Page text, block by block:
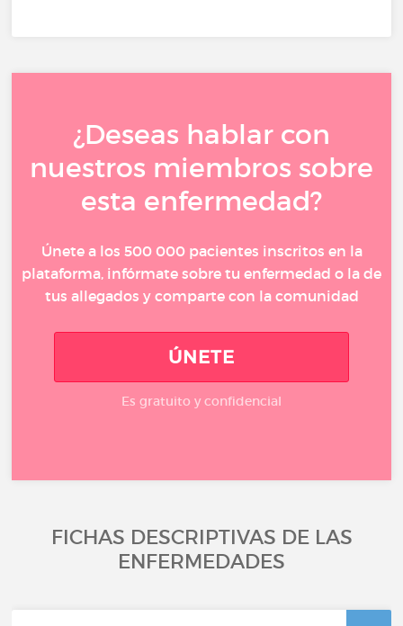
¿Deseas hablar con
nuestros miembros sobre
esta enfermedad?
Únete a los 500 000 pacientes inscritos en la
plataforma, infórmate sobre tu enfermedad o la de
tus allegados y comparte con la comunidad
ÚNETE
Es gratuito y confidencial
FICHAS DESCRIPTIVAS DE LAS
ENFERMEDADES